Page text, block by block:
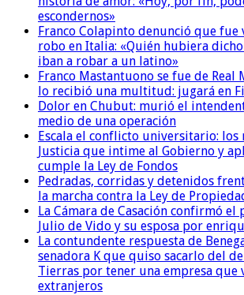
escondernos»
Franco Colapinto denunció que
robo en Italia: «Quién hubiera
iban a robar a un latino»
Franco Mastantuono se fue de
lo recibió una multitud: jugará en
Dolor en Chubut: murió el
medio de una operación
Escala el conflicto universitario: los
Justicia que intime al Gobierno y
cumple la Ley de Fondos
Pedradas, corridas y detenidos
la marcha contra la Ley de
La Cámara de Casación confirmó el
Julio de Vido y su esposa por
La contundente respuesta de
senadora K que quiso sacarlo del
Tierras por tener una empresa que
extranjeros